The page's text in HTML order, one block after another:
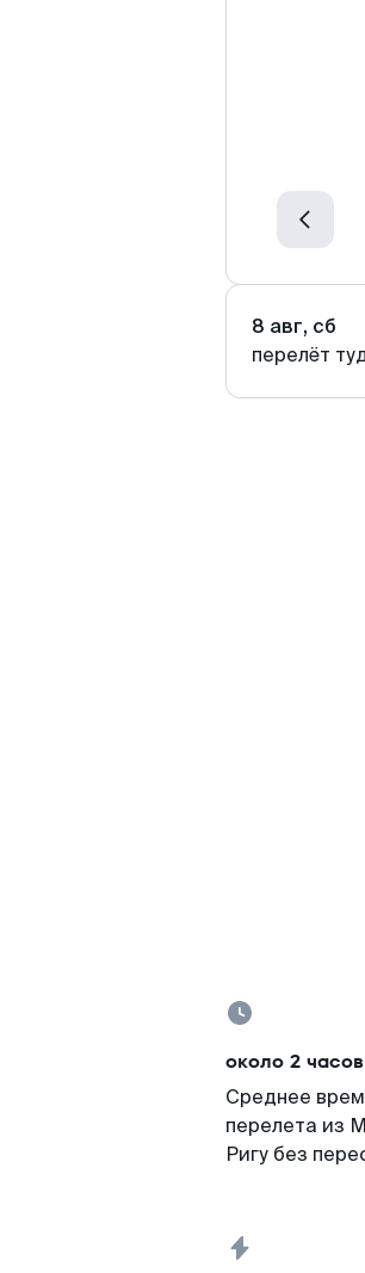
8 авг, сб
перелёт
около 2 часов
Среднее
перелета из
Ригу без